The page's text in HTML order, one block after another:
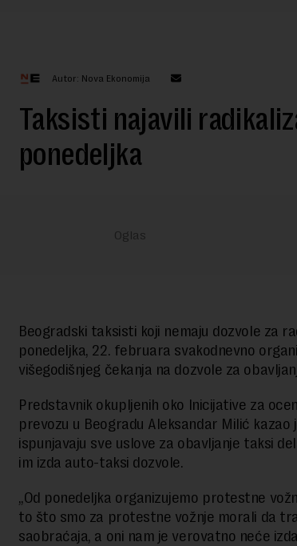
Autor: Nova Ekonomija
Taksisti najavili
ponedeljka
Beogradski taksisti koji nemaju dozvole za
ponedeljka, 22. februara svakodnevno
višegodišnjeg čekanja na dozvole za
Predstavnik okupljenih oko Inicijative za
prevozu u Beogradu Aleksandar Milić kazao
ispunjavaju sve uslove za obavljanje taksi
im izda auto-taksi dozvole.
„Od ponedeljka organizujemo protestne
to što smo za protestne vožnje morali da
saobraćaja, a oni nam je verovatno neće